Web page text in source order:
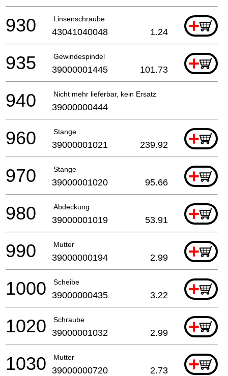
Linsenschraube +
930 43041040048 1.24
Gewindespindel +
935 39000001445 101.73
Nicht mehr lieferbar, kein Ersatz
940 39000000444
Stange +
960 39000001021 239.92
Stange +
970 39000001020 95.66
Abdeckung +
980 39000001019 53.91
Mutter +
990 39000000194 2.99
Scheibe +
1000 39000000435 3.22
Schraube +
1020 39000001032 2.99
Mutter +
1030 39000000720 2.73